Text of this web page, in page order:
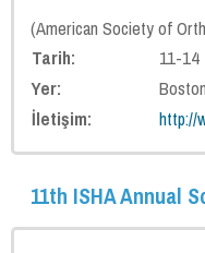
(American Society of
Tarih:
11-
Yer:
İletişim:
http://
11th ISHA Annual